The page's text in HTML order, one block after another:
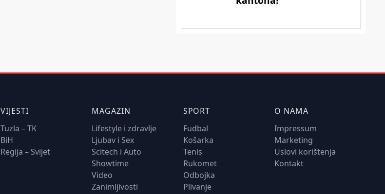
VIJESTI
Tuzla – TK
BiH
Regija – Svijet
MAGAZIN
Lifestyle i zdravlje
Ljubav i Sex
Scitech i Auto
Showtime
Video
Zanimljivosti
SPORT
Fudbal
Košarka
Tenis
Rukomet
Odbojka
Plivanje
O NAMA
Impressum
Marketing
Uslovi korištenja
Kontakt